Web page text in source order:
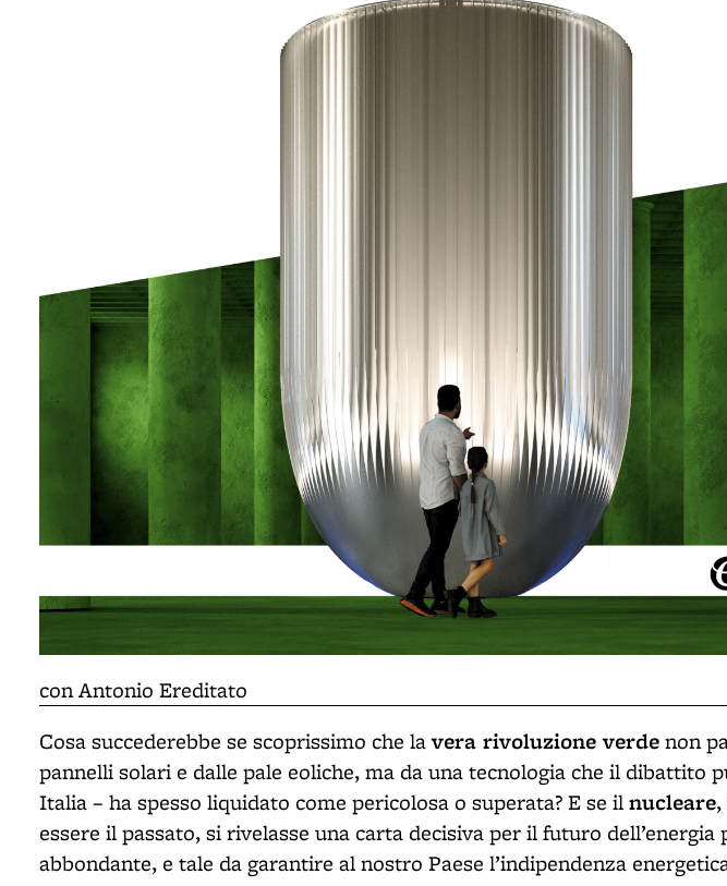
con Antonio Ereditato
Cosa succederebbe se scoprissimo che lavera rivoluzione verdenon
pannelli solari e dalle pale eoliche, ma da una tecnologia che il dibattito
Italia – ha spesso liquidato come pericolosa o superata? E se ilnucleare
essere il passato, si rivelasse una carta decisiva per il futuro dell’energia
abbondante, e tale da garantire al nostro Paese l’indipendenza